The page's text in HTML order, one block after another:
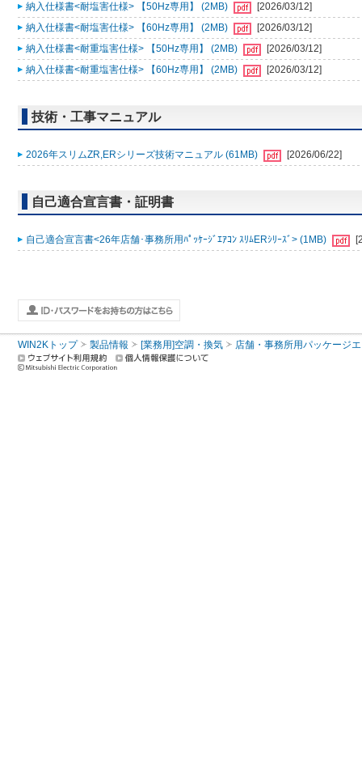
納入仕様書<耐塩害仕様> 【50Hz専用】 (2MB)
[2026/03/12]
納入仕様書<耐塩害仕様> 【60Hz専用】 (2MB)
[2026/03/12]
納入仕様書<耐重塩害仕様> 【50Hz専用】 (2MB)
[2026/03/12]
納入仕様書<耐重塩害仕様> 【60Hz専用】 (2MB)
[2026/03/12]
技術・工事マニュアル
2026年スリムZR,ERシリーズ技術マニュアル (61MB) [2026/06/22]
自己適合宣言書・証明書
自己適合宣言書<26年店舗･事務所用ﾊﾟｯｹｰｼﾞｴｱｺﾝ ｽﾘﾑERｼﾘｰｽﾞ> (1MB)
WIN2Kトップ 製品情報 [業務用]空調・換気 店舗・事務所用パッケージ